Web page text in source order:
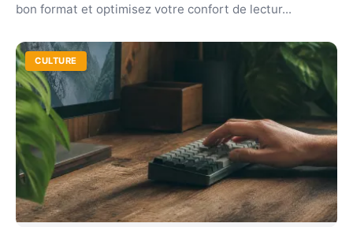
bon format et optimisez votre confort de lectur...
CULTURE